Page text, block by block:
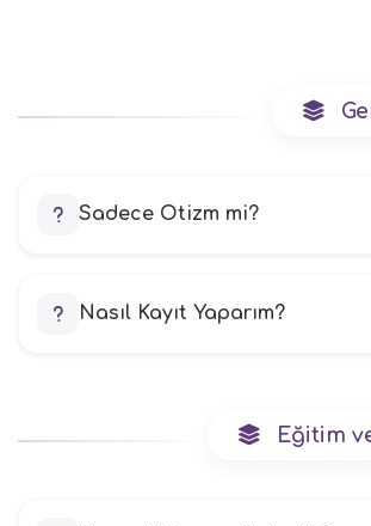
Sadece Otizm mi?
Nasıl Kayıt Yaparım?
Eğitim